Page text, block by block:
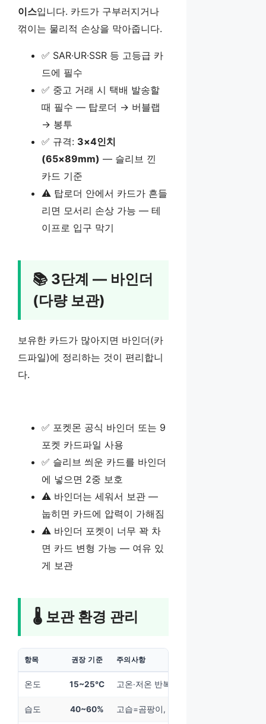
이스입니다. 카드가 구부러지거나
꺾이는 물리적 손상을 막아줍니다.
✅ SAR·UR·SSR 등 고등급 카
드에 필수
✅ 중고 거래 시 택배 발송할
때 필수 — 탑로더 → 버블랩
→ 봉투
✅ 규격: 3×4인치
(65×89mm) — 슬리브 낀
카드 기준
⚠️ 탑로더 안에서 카드가 흔들
리면 모서리 손상 가능 — 테
이프로 입구 막기
📚 3단계 — 바인더
(다량 보관)
보유한 카드가 많아지면 바인더(카
드파일)에 정리하는 것이 편리합니
다.
✅ 포켓몬 공식 바인더 또는 9
포켓 카드파일 사용
✅ 슬리브 씌운 카드를 바인더
에 넣으면 2중 보호
⚠️ 바인더는 세워서 보관 —
눕히면 카드에 압력이 가해짐
⚠️ 바인더 포켓이 너무 꽉 차
면 카드 변형 가능 — 여유 있
게 보관
🌡️ 보관 환경 관리
항목 권장 기준 주의사항
온도 15~25℃ 고온·저온 반복 시 카드 뒤틀림
습도 40~60% 고습=곰팡이, 저습=카드 말림(컬링)